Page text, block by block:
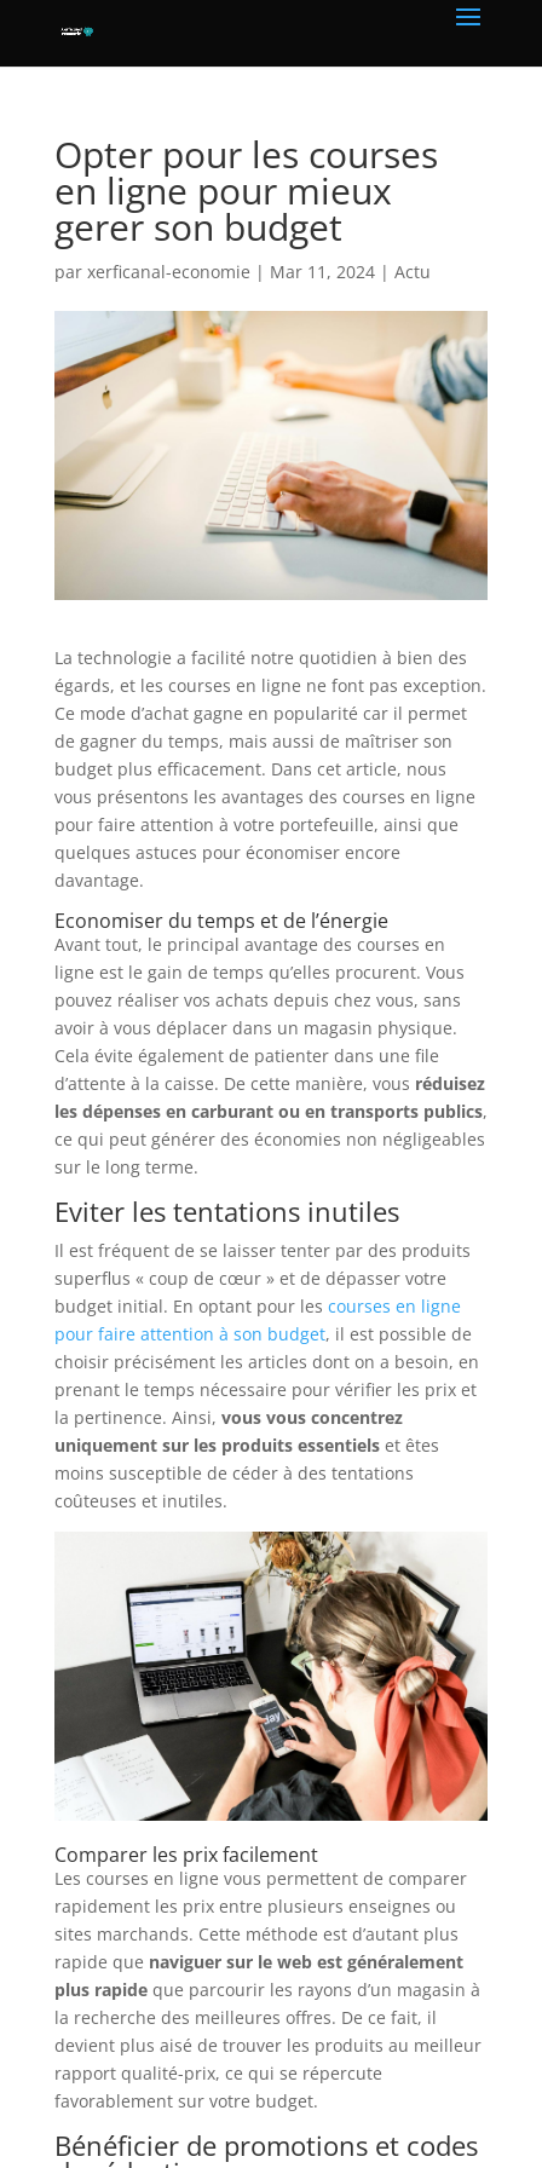
Opter pour les courses
en ligne pour mieux
gerer son budget
par xerficanal-economie | Mar 11, 2024| Actu
La technologie a facilité notre quotidien à bien des
égards, et les courses en ligne ne font pas exception.
Ce mode d’achat gagne en popularité car il permet
de gagner du temps, mais aussi de maîtriser son
budget plus efficacement. Dans cet article, nous
vous présentons les avantages des courses en ligne
pour faire attention à votre portefeuille, ainsi que
quelques astuces pour économiser encore
davantage.
Economiser du temps et de l’énergie
Avant tout, le principal avantage des courses en
ligne est le gain de temps qu’elles procurent. Vous
pouvez réaliser vos achats depuis chez vous, sans
avoir à vous déplacer dans un magasin physique.
Cela évite également de patienter dans une file
d’attente à la caisse. De cette manière, vous réduisez
les dépenses en carburant ou en transports publics,
ce qui peut générer des économies non négligeables
sur le long terme.
Eviter les tentations inutiles
Il est fréquent de se laisser tenter par des produits
superflus « coup de cœur » et de dépasser votre
budget initial. En optant pour les courses en ligne
pour faire attention à son budget, il est possible de
choisir précisément les articles dont on a besoin, en
prenant le temps nécessaire pour vérifier les prix et
la pertinence. Ainsi, vous vous concentrez
uniquement sur les produits essentielset êtes
moins susceptible de céder à des tentations
coûteuses et inutiles.
Comparer les prix facilement
Les courses en ligne vous permettent de comparer
rapidement les prix entre plusieurs enseignes ou
sites marchands. Cette méthode est d’autant plus
rapide que naviguer sur le web est généralement
plus rapideque parcourir les rayons d’un magasin à
la recherche des meilleures offres. De ce fait, il
devient plus aisé de trouver les produits au meilleur
rapport qualité-prix, ce qui se répercute
favorablement sur votre budget.
Bénéficier de promotions et codes